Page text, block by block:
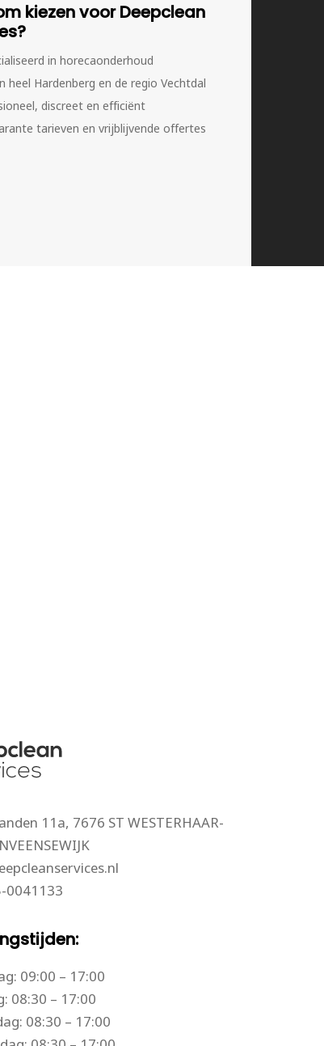
kiezen voor Deepclean
in horecaonderhoud
heel Hardenberg en de regio Vechtdal
discreet en efficiënt
tarieven en vrijblijvende offertes
11a, 7676 ST WESTERHAAR-
0041133
09:00 – 17:00
08:30 – 17:00
08:30 – 17:00